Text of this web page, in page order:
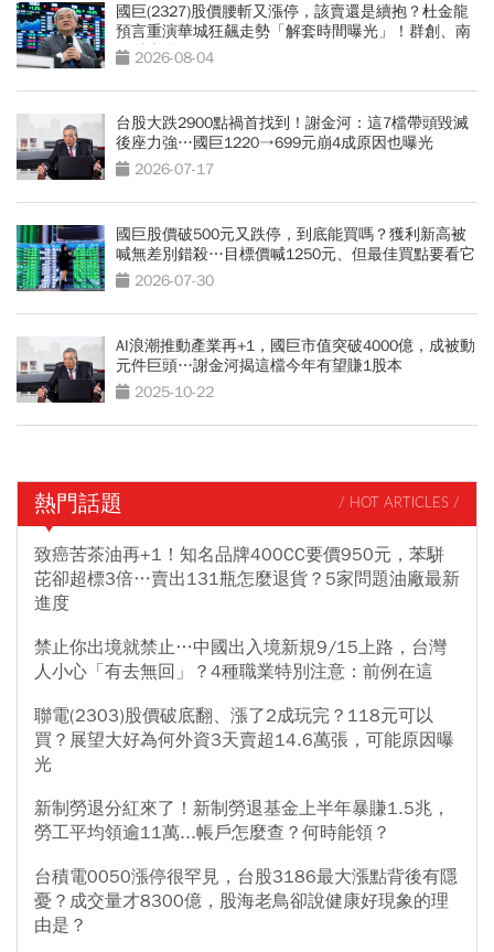
國巨(2327)股價腰斬又漲停，該賣還是續抱？杜金龍
預言重演華城狂飆走勢「解套時間曝光」！群創、南
亞科也點名
2026-08-04
台股大跌2900點禍首找到！謝金河：這7檔帶頭毀滅
後座力強…國巨1220→699元崩4成原因也曝光
2026-07-17
國巨股價破500元又跌停，到底能買嗎？獲利新高被
喊無差別錯殺…目標價喊1250元、但最佳買點要看它
2026-07-30
AI浪潮推動產業再+1，國巨市值突破4000億，成被動
元件巨頭…謝金河揭這檔今年有望賺1股本
2025-10-22
熱門話題 / HOT ARTICLES /
致癌苦茶油再+1！知名品牌400CC要價950元，苯駢
芘卻超標3倍…賣出131瓶怎麼退貨？5家問題油廠最新
進度
禁止你出境就禁止…中國出入境新規9/15上路，台灣
人小心「有去無回」？4種職業特別注意：前例在這
聯電(2303)股價破底翻、漲了2成玩完？118元可以
買？展望大好為何外資3天賣超14.6萬張，可能原因曝
光
新制勞退分紅來了！新制勞退基金上半年暴賺1.5兆，
勞工平均領逾11萬...帳戶怎麼查？何時能領？
台積電0050漲停很罕見，台股3186最大漲點背後有隱
憂？成交量才8300億，股海老鳥卻說健康好現象的理
由是？